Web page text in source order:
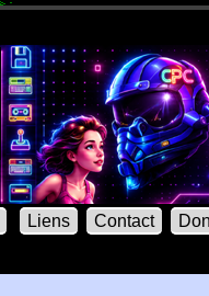
Liens Contact